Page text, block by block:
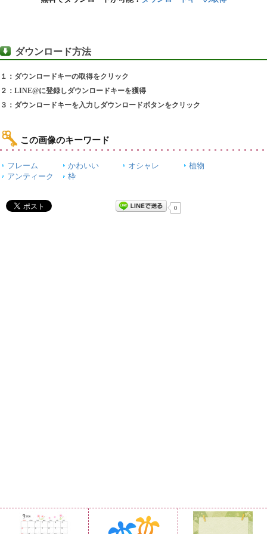
ダウンロード方法
１：ダウンロードキーの取得をクリック
２：LINE@に登録しダウンロードキーを獲得
３：ダウンロードキーを入力しダウンロードボタンをクリック
この画像のキーワード
フレーム かわいい オシャレ
植物
アンティーク
枠
0